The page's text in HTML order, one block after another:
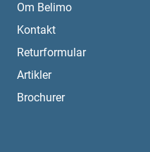
Om Belimo
Kontakt
Returformular
Artikler
Brochurer